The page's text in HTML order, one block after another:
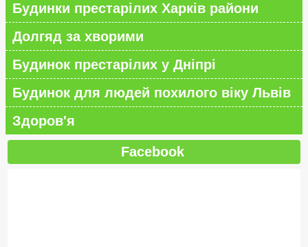
Будинки престарілих Харків райони
Долгяд за хворими
Будинок престарілих у Дніпрі
Будинок для людей похилого віку Львів
Здоров'я
Facebook